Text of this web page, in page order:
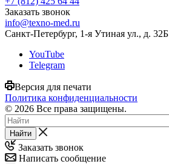
Заказать звонок
info@texno-med.ru
Санкт-Петербург, 1-я Утиная ул., д. 32Б
YouTube
Telegram
Версия для печати
Политика конфиденциальности
© 2026 Все права защищены.
Найти
Заказать звонок
Написать сообщение